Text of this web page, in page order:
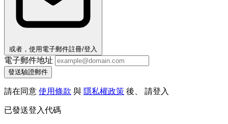
或者，使用電子郵件註冊/登入
電子郵件地址
發送驗證郵件
請在同意 使用條款 與 隱私權政策 後、 請登入
已發送登入代碼